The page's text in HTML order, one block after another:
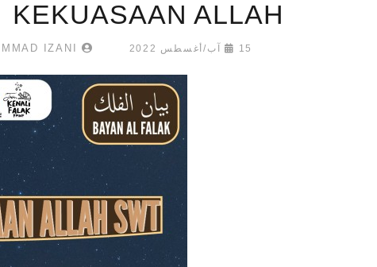
KEKUASAAN ALLAH
15 آب/أغسطس 2022